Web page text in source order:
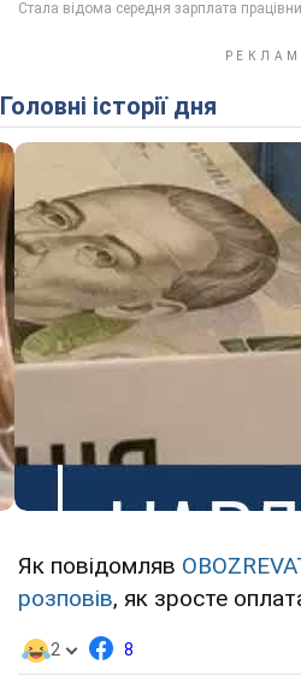
Головні історії дня
Як повідомляв
розповів, як зросте
2 8